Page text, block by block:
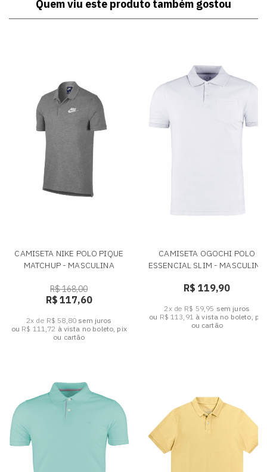
Quem viu este produto também gostou
CAMISETA NIKE POLO PIQUE
MATCHUP - MASCULINA
R$ 168,00
R$ 117,60
2x de R$ 58,80 sem juros
ou R$ 111,72 à vista no boleto, pix
ou cartão
CAMISETA OGOCHI POLO
ESSENCIAL SLIM - MASCULINA
R$ 119,90
2x de R$ 59,95 sem juros
ou R$ 113,91 à vista no boleto, pix
ou cartão